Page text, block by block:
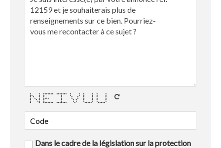
* * ******* ******* * * * * * *
** * * * * * * * * *
* * * * * * * * * * *
* * * **** * * * * * * *
* * * * * * * * * * *
* ** * * * * * * * *
* * ******* ******* * ***** *****
Dans le cadre de la législation sur la protection